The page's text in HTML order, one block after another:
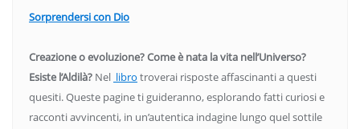
Sorprendersi con Dio
Creazione o evoluzione? Come è nata la vita nell’Universo?
Esiste l’Aldilà? Nel libro troverai risposte affascinanti a questi
quesiti. Queste pagine ti guideranno, esplorando fatti curiosi e
racconti avvincenti, in un’autentica indagine lungo quel sottile